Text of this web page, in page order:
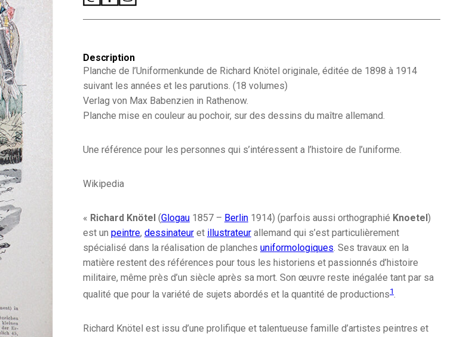
Description
Planche de l’Uniformenkunde de Richard Knötel originale, éditée de 1898 à 1914
suivant les années et les parutions. (18 volumes)
Verlag von Max Babenzien in Rathenow.
Planche mise en couleur au pochoir, sur des dessins du maître allemand.
Une référence pour les personnes qui s’intéressent a l’histoire de l’uniforme.
Wikipedia
« Richard Knötel(Glogau1857 – Berlin1914) (parfois aussi orthographié Knoetel)
est un peintre, dessinateuret illustrateurallemand qui s’est particulièrement
spécialisé dans la réalisation de planches uniformologiques . Ses travaux en la
matière restent des références pour tous les historiens et passionnés d’histoire
militaire, même près d’un siècle après sa mort. Son œuvre reste inégalée tant par sa
qualité que pour la variété de sujets abordés et la quantité de productions1.
Richard Knötel est issu d’une prolifique et talentueuse famille d’artistes peintres et